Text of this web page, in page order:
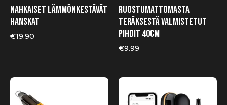
Nahkaiset lämmönkestävät
hanskat
€19.90
Ruostumattomasta
teräksestä valmistetut
pihdit 40cm
€9.99